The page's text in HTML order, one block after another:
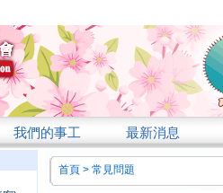
我們的事工 最新消息
首頁 > 常見問題